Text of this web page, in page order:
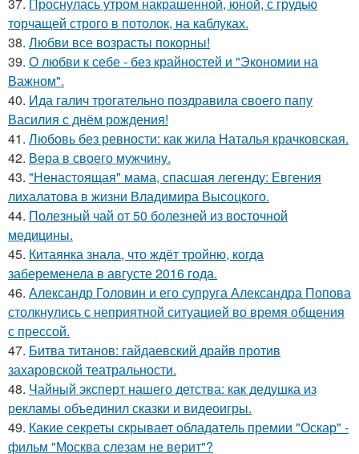
37. Проснулась утром накрашенной, юной, с грудью
торчащей строго в потолок, на каблуках.
38. Любви все возрасты покорны!
39. О любви к себе - без крайностей и "Экономии на
Важном".
40. Ида галич трогательно поздравила своего папу
Василия с днём рождения!
41. Любовь без ревности: как жила Наталья крачковская.
42. Вера в своего мужчину.
43. "Ненастоящая" мама, спасшая легенду: Евгения
лихалатова в жизни Владимира Высоцкого.
44. Полезный чай от 50 болезней из восточной
медицины.
45. Китаянка знала, что ждёт тройню, когда
забеременела в августе 2016 года.
46. Александр Головин и его супруга Александра Попова
столкнулись с неприятной ситуацией во время общения
с прессой.
47. Битва титанов: гайдаевский драйв против
захаровской театральности.
48. Чайный эксперт нашего детства: как дедушка из
рекламы объединил сказки и видеоигры.
49. Какие секреты скрывает обладатель премии "Оскар" -
фильм "Москва слезам не верит"?